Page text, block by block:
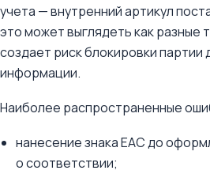
учета — внутренний артикул
это может выглядеть как разные
создает риск блокировки партии
информации.
Наиболее распространенные
нанесение знака ЕАС до
о соответствии;